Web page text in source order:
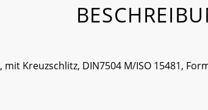
, mit Kreuzschlitz, DIN7504 M/ISO 15481,